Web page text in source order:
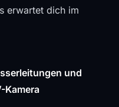
erwartet dich im
und
Kamera